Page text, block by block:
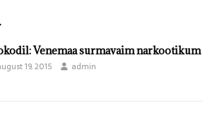
Venemaa surmavaim narkootikum
19, 2015 admin